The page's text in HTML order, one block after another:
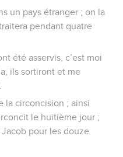
un pays étranger ; on la
pendant quatre
été asservis, c’est moi
ils sortiront et me
la circoncision ; ainsi
le huitième jour ;
pour les douze